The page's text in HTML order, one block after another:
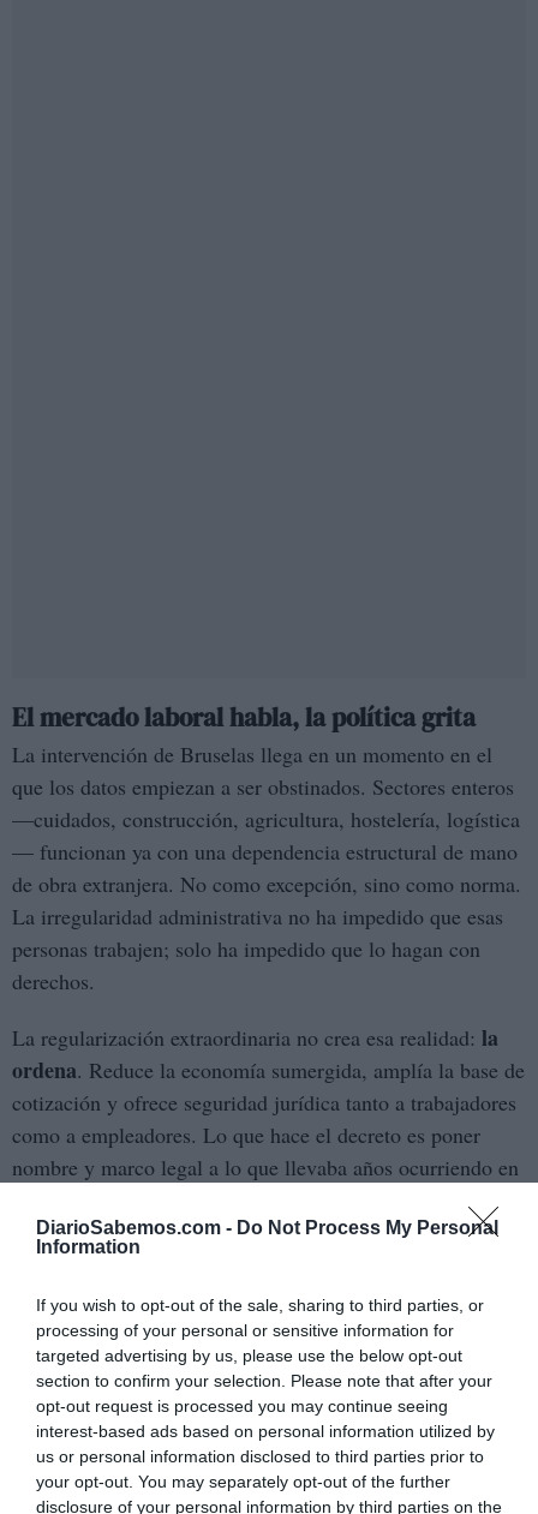
DiarioSabemos.com - Do Not Process My Personal
Information
If you wish to opt-out of the sale, sharing to third parties, or
processing of your personal or sensitive information for
targeted advertising by us, please use the below opt-out
section to confirm your selection. Please note that after your
opt-out request is processed you may continue seeing
interest-based ads based on personal information utilized by
us or personal information disclosed to third parties prior to
your opt-out. You may separately opt-out of the further
disclosure of your personal information by third parties on the
El mercado laboral habla, la política grita
La intervención de Bruselas llega en un momento en el
que los datos empiezan a ser obstinados. Sectores enteros
—cuidados, construcción, agricultura, hostelería, logística
— funcionan ya con una dependencia estructural de mano
de obra extranjera. No como excepción, sino como norma.
La irregularidad administrativa no ha impedido que esas
personas trabajen; solo ha impedido que lo hagan con
derechos.
La regularización extraordinaria no crea esa realidad: la
ordena. Reduce la economía sumergida, amplía la base de
cotización y ofrece seguridad jurídica tanto a trabajadores
como a empleadores. Lo que hace el decreto es poner
nombre y marco legal a lo que llevaba años ocurriendo en
gobiernos.
ideológica, es funcional. Reconoce que distinguir entre
migración “legal” e “ilegal” sin abrir vías legales es un
ejercicio retórico. Y que las políticas de visados más
duras, que Bruselas prepara para terceros países, no sirven
de nada si dentro de la Unión se sigue necesitando trabajo
que nadie quiere o puede cubrir.